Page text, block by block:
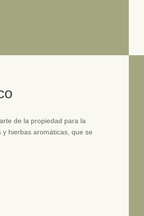
de la propiedad para la
hierbas aromáticas, que se